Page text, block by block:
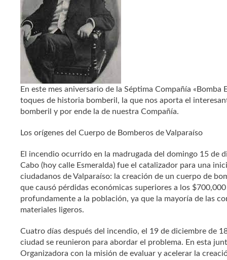
En este mes aniversario de la Séptima Compañía «Bomba
toques de historia bomberil, la que nos aporta el
bomberil y por ende la de nuestra Compañía.
Los orígenes del Cuerpo de Bomberos de Valparaíso
El incendio ocurrido en la madrugada del domingo 15 de
Cabo (hoy calle Esmeralda) fue el catalizador para una
ciudadanos de Valparaíso: la creación de un cuerpo de
que causó pérdidas económicas superiores a los
profundamente a la población, ya que la mayoría de las
materiales ligeros.
Cuatro días después del incendio, el 19 de diciembre de
ciudad se reunieron para abordar el problema. En esta
Organizadora con la misión de evaluar y acelerar la